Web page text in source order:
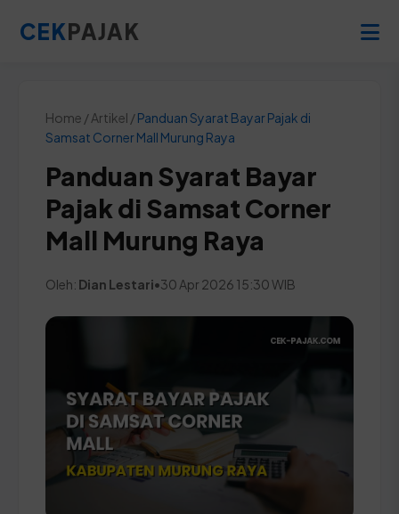
CEKPAJAK
Home / Artikel /Panduan Syarat Bayar Pajak di
Samsat Corner Mall Murung Raya
Panduan Syarat Bayar
Pajak di Samsat Corner
Mall Murung Raya
Oleh: Dian Lestari•30 Apr 2026 15:30 WIB